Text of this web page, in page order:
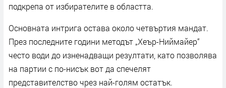
подкрепа от избирателите в областта.
Основната интрига остава около четвъртия мандат.
През последните години методът „Хеър-Ниймайер“
често води до изненадващи резултати, като позволява
на партии с по-нисък вот да спечелят
представителство чрез най-голям остатък.